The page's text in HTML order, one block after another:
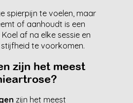
spierpijn te voelen, maar
of aanhoudt is een
af na elke sessie en
te voorkomen.
zijn het meest
zijn het meest